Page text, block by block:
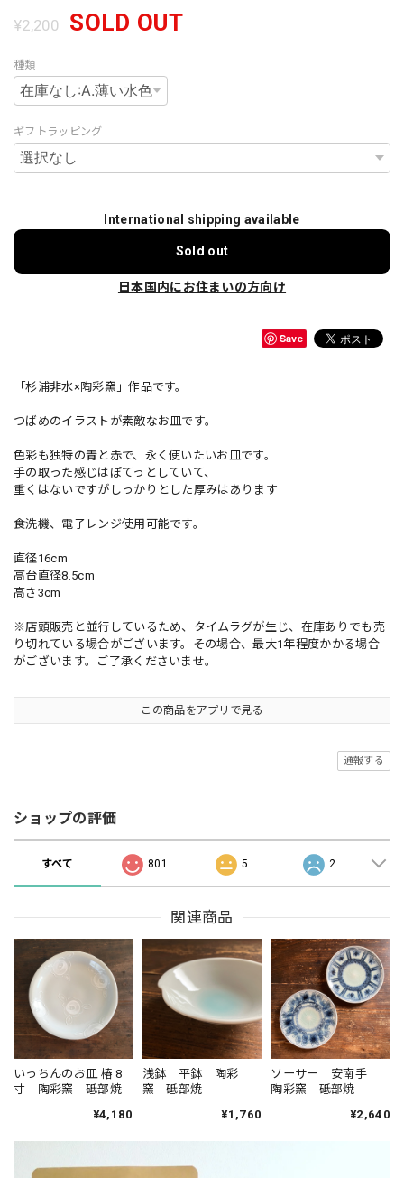
¥2,200 SOLD OUT
種類
ギフトラッピング
International shipping available
Sold out
日本国内にお住まいの方向け
Save
「杉浦非水×陶彩窯」作品です。
つばめのイラストが素敵なお皿です。
色彩も独特の青と赤で、永く使いたいお皿です。
手の取った感じはぽてっとしていて、
重くはないですがしっかりとした厚みはあります
食洗機、電子レンジ使用可能です。
直径16cm
高台直径8.5cm
高さ3cm
※店頭販売と並行しているため、タイムラグが生じ、在庫ありでも売
り切れている場合がございます。その場合、最大1年程度かかる場合
がございます。ご了承くださいませ。
この商品をアプリで見る
通報する
ショップの評価
すべて 801 5 2
関連商品
いっちんのお皿 椿 8
寸 陶彩窯 砥部焼
¥4,180
浅鉢 平鉢 陶彩
窯 砥部焼
¥1,760
ソーサー 安南手
陶彩窯 砥部焼
¥2,640